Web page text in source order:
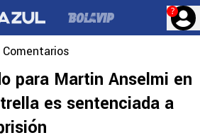
?
Comentarios
para Martin Anselmi en
es sentenciada a